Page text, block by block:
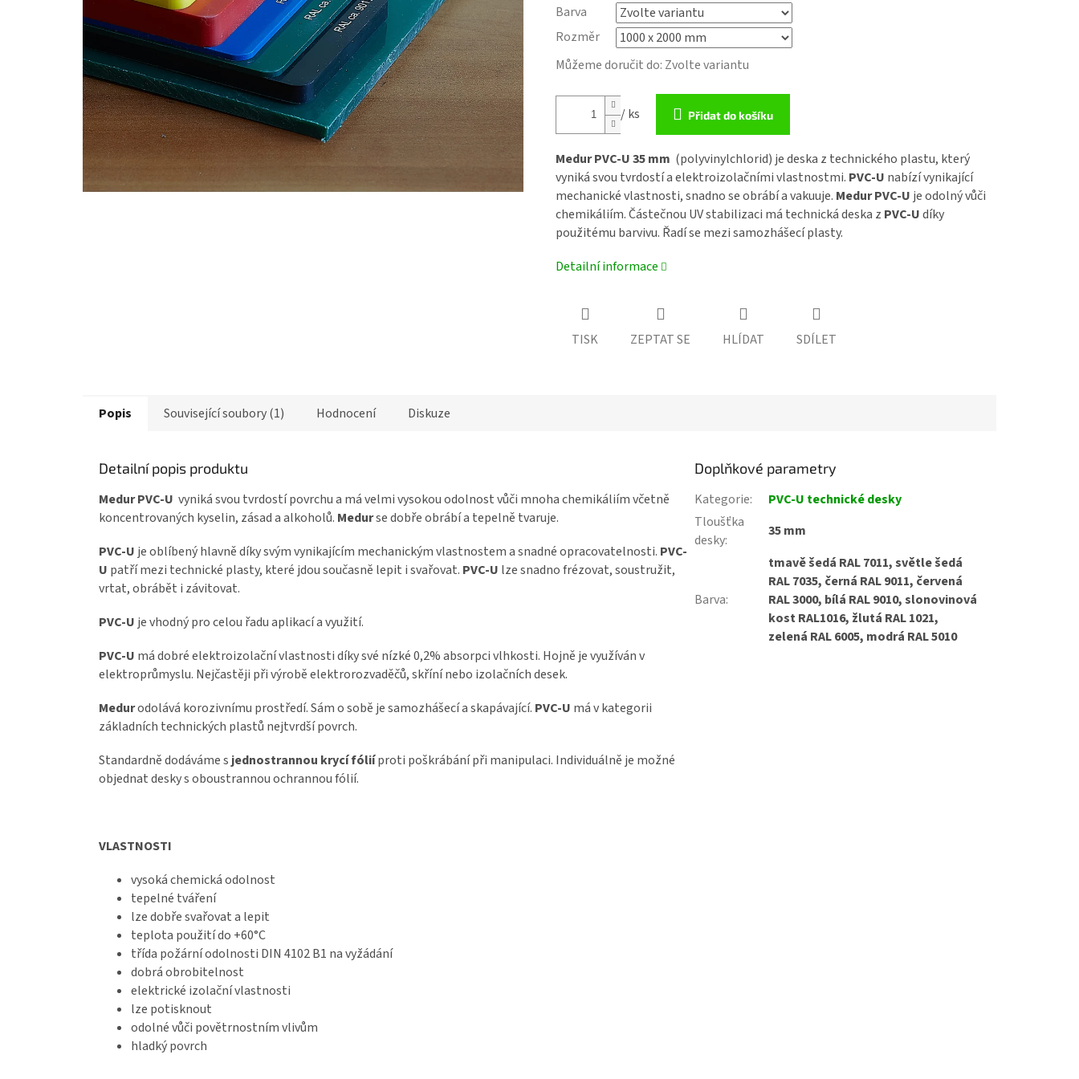
Barva
Rozměr
Můžeme doručit do: Zvolte variantu
/ ks Přidat do košíku
Medur PVC-U 35 mm (polyvinylchlorid) je deska z technického plastu, který
vyniká svou tvrdostí a elektroizolačními vlastnostmi. PVC-U nabízí vynikající
mechanické vlastnosti, snadno se obrábí a vakuuje. Medur PVC-U je odolný vůči
chemikáliím. Částečnou UV stabilizaci má technická deska z PVC-Udíky
použitému barvivu. Řadí se mezi samozhášecí plasty.
Detailní informace
TISK ZEPTAT SE HLÍDAT SDÍLET
Popis Související soubory (1) Hodnocení Diskuze
Detailní popis produktu
Medur PVC-U vyniká svou tvrdostí povrchu a má velmi vysokou odolnost vůči mnoha chemikáliím včetně
koncentrovaných kyselin, zásad a alkoholů. Medurse dobře obrábí a tepelně tvaruje.
PVC-U je oblíbený hlavně díky svým vynikajícím mechanickým vlastnostem a snadné opracovatelnosti. PVC-
U patří mezi technické plasty, které jdou současně lepit i svařovat. PVC-U lze snadno frézovat, soustružit,
vrtat, obrábět i závitovat.
PVC-U je vhodný pro celou řadu aplikací a využití.
PVC-U má dobré elektroizolační vlastnosti díky své nízké 0,2% absorpci vlhkosti. Hojně je využíván v
elektroprůmyslu. Nejčastěji při výrobě elektrorozvaděčů, skříní nebo izolačních desek.
Medurodolává korozivnímu prostředí. Sám o sobě je samozhášecí a skapávající. PVC-U má v kategorii
základních technických plastů nejtvrdší povrch.
Standardně dodáváme s jednostrannou krycí fóliíproti poškrábání při manipulaci. Individuálně je možné
objednat desky s oboustrannou ochrannou fólií.
VLASTNOSTI
vysoká chemická odolnost
tepelné tváření
lze dobře svařovat a lepit
teplota použití do +60°C
třída požární odolnosti DIN 4102 B1 na vyžádání
dobrá obrobitelnost
elektrické izolační vlastnosti
lze potisknout
odolné vůči povětrnostním vlivům
hladký povrch
Doplňkové parametry
Kategorie:
PVC-U technické desky
Tloušťka
desky:
35 mm
Barva:
tmavě šedá RAL 7011, světle šedá
RAL 7035, černá RAL 9011, červená
RAL 3000, bílá RAL 9010, slonovinová
kost RAL1016, žlutá RAL 1021,
zelená RAL 6005, modrá RAL 5010